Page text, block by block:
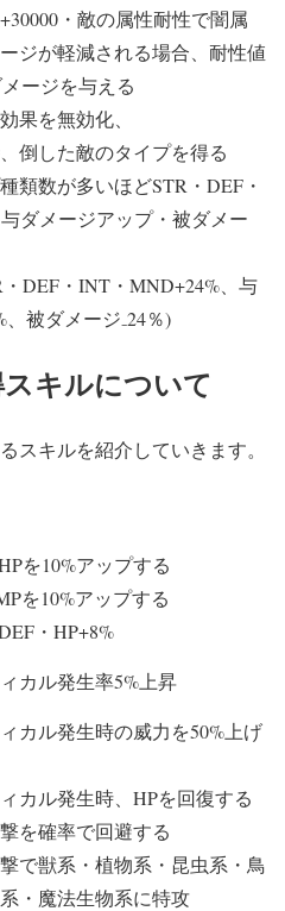
・敵の属性耐性で闇属
ジが軽減される場合、耐性値
ージを与える
果を無効化、
倒した敵のタイプを得る
類数が多いほどSTR・DEF・
ダメージアップ・被ダメー
DEF・INT・MND+24%、与
、被ダメージ₋24％)
キルについて
スキルを紹介していきます。
を10%アップする
を10%アップする
・HP+8%
カル発生率5%上昇
カル発生時の威力を50%上げ
カル発生時、HPを回復する
を確率で回避する
で獣系・植物系・昆虫系・鳥
・魔法生物系に特攻